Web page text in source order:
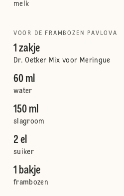
melk
VOOR DE FRAMBOZEN PAVLOVA
1 zakje
Dr. Oetker Mix voor Meringue
60 ml
water
150 ml
slagroom
2 el
suiker
1 bakje
frambozen